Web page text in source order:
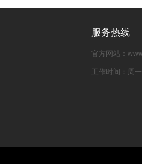
服务热线
官方网站：
工作时间：周